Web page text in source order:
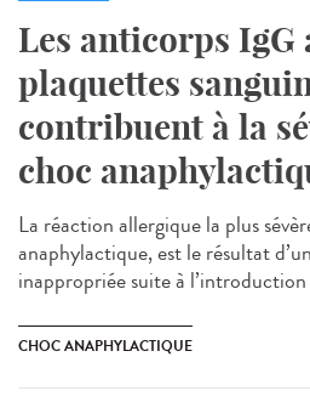
Les anticorps IgG
plaquettes
contribuent à la
choc
La réaction allergique la plus
anaphylactique, est le résultat
inappropriée suite à l’introduction
CHOC ANAPHYLACTIQUE